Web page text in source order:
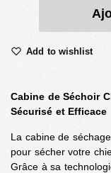
Add to wishlist
Cabine de Séchoir
Sécurisé et Efficace
La cabine de
pour sécher votre
Grâce à sa